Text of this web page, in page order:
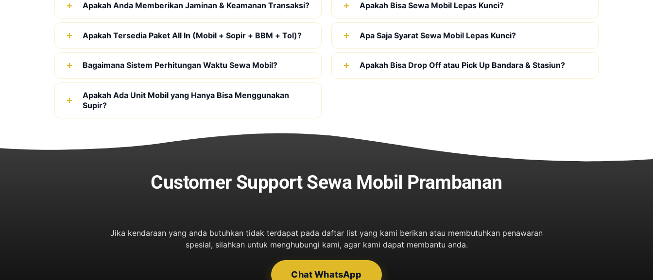
Apakah Anda Memberikan Jaminan & Keamanan Transaksi?
Apakah Tersedia Paket All In (Mobil + Sopir + BBM + Tol)?
Bagaimana Sistem Perhitungan Waktu Sewa Mobil?
Apakah Ada Unit Mobil yang Hanya Bisa Menggunakan
Supir?
Apakah Bisa Sewa Mobil Lepas Kunci?
Apa Saja Syarat Sewa Mobil Lepas Kunci?
Apakah Bisa Drop Off atau Pick Up Bandara & Stasiun?
Customer Support Sewa Mobil Prambanan
Jika kendaraan yang anda butuhkan tidak terdapat pada daftar list yang kami berikan atau membutuhkan penawaran
spesial, silahkan untuk menghubungi kami, agar kami dapat membantu anda.
Chat WhatsApp